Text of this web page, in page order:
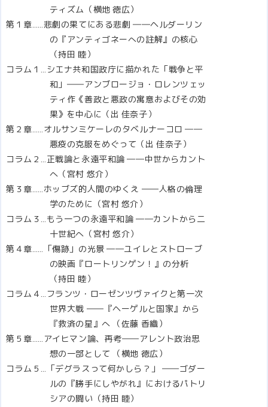
ティズム（横地 徳広）
第１章……悲劇の果てにある悲劇 ――ヘルダーリン
の『アンティゴネーへの註解』の核心
（持田 睦）
コラム１…シエナ共和国政庁に描かれた「戦争と平
和」――アンブロージョ・ロレンツェッ
ティ作《善政と悪政の寓意およびその効
果》を中心に（出 佳奈子）
第２章……オルサンミケーレのタベルナーコロ ――
悪疫の克服をめぐって（出 佳奈子）
コラム２…正戦論と永遠平和論 ――中世からカント
へ（宮村 悠介）
第３章……ホッブズ的人間のゆくえ ――人格の倫理
学のために（宮村 悠介）
コラム３…もう一つの永遠平和論 ――カントから二
十世紀へ（宮村 悠介）
第４章……「傷跡」の光景 ――ユイレとストローブ
の映画『ロートリンゲン！』の分析
（持田 睦）
コラム４…フランツ・ローゼンツヴァイクと第一次
世界大戦 ――『ヘーゲルと国家』から
『救済の星』へ （佐藤 香織）
第５章……アイヒマン論、再考――アレント政治思
想の一部として （横地 徳広）
コラム５…「デグラスって何かしら？」 ――ゴダー
ルの『勝手にしやがれ』におけるパトリ
シアの闘い（持田 睦）